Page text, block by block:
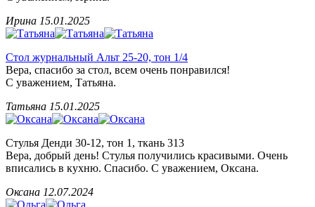
Ирина 15.01.2025
Стол журнальный Альт 25-20, тон 1/4
Вера, спасибо за стол, всем очень понравился!
С уважением, Татьяна.
Татьяна 15.01.2025
Стулья Денди 30-12, тон 1, ткань 313
Вера, добрый день! Стулья получились красивыми. Очень
вписались в кухню. Спасибо. С уважением, Оксана.
Оксана 12.07.2024